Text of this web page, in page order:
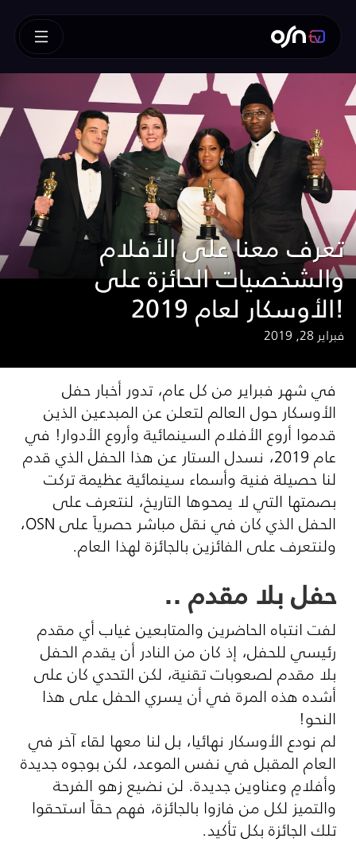
تعرف معنا على الأفلام
والشخصيات الحائزة على
الأوسكار لعام 2019!
فبراير 28, 2019
​في شهر فبراير من كل عام، تدور أخبار حفل
الأوسكار حول العالم لتعلن عن المبدعين الذين
قدموا أروع الأفلام السينمائية وأروع الأدوار! في
عام 2019، نسدل الستار عن هذا الحفل الذي قدم
لنا حصيلة فنية وأسماء سينمائية عظيمة تركت
بصمتها التي لا يمحوها التاريخ، لنتعرف على
الحفل الذي كان في نقل مباشر حصرياً علىOSN،
ولنتعرف على الفائزين بالجائزة لهذا العام.
حفل بلا مقدم ..
لفت انتباه الحاضرين والمتابعين غياب أي مقدم
رئيسي للحفل، إذ كان من النادر أن يقدم الحفل
بلا مقدم لصعوبات تقنية، لكن التحدي كان على
أشده هذه المرة في أن يسري الحفل على هذا
النحو!
لم نودع الأوسكار نهائيا، بل لنا معها لقاء آخر في
العام المقبل في نفس الموعد، لكن بوجوه جديدة
وأفلامٍ وعناوين جديدة. لن نضيع زهو الفرحة
والتميز لكل من فازوا بالجائزة، فهم حقاً استحقوا
تلك الجائزة بكل تأكيد.